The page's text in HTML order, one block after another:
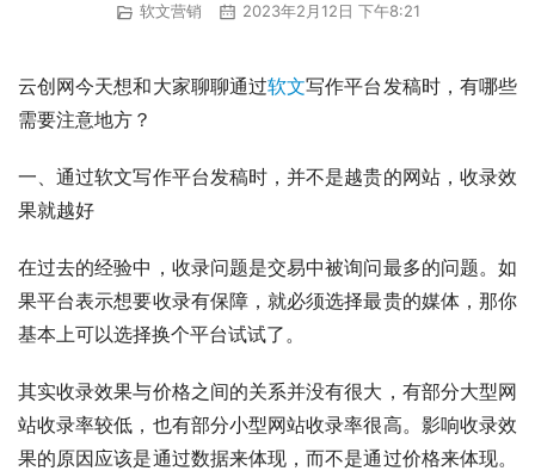
软文营销 2023年2月12日 下午8:21
云创网今天想和大家聊聊通过软文写作平台发稿时，有哪些
需要注意地方？
一、通过软文写作平台发稿时，并不是越贵的网站，收录效
果就越好
在过去的经验中，收录问题是交易中被询问最多的问题。如
果平台表示想要收录有保障，就必须选择最贵的媒体，那你
基本上可以选择换个平台试试了。
其实收录效果与价格之间的关系并没有很大，有部分大型网
站收录率较低，也有部分小型网站收录率很高。影响收录效
果的原因应该是通过数据来体现，而不是通过价格来体现。